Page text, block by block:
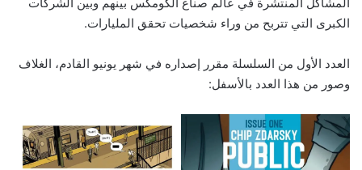
المشاكل المنتشرة في عالم صناع الكومكس بينهم وبين الشركات
الكبرى التي تتربح من وراء شخصيات تحقق المليارات.
العدد الأول من السلسلة مقرر إصداره في شهر يونيو القادم، الغلاف
وصور من هذا العدد بالأسفل: